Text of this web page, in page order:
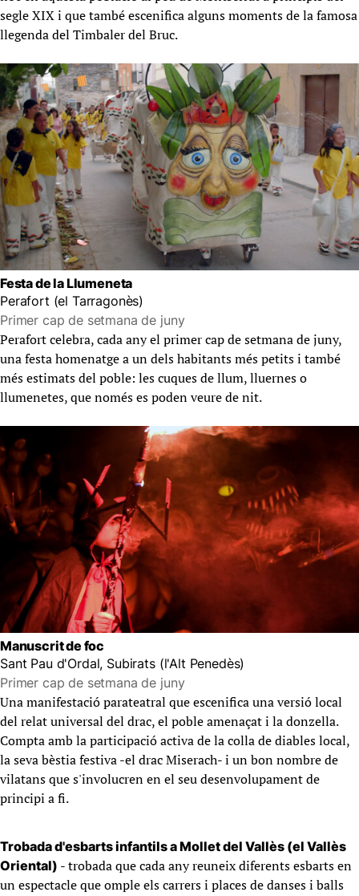
segle XIX i que també escenifica alguns moments de la famosa
llegenda del Timbaler del Bruc.
Festa de la Llumeneta
Perafort (el Tarragonès)
Primer cap de setmana de juny
Perafort celebra, cada any el primer cap de setmana de juny,
una festa homenatge a un dels habitants més petits i també
més estimats del poble: les cuques de llum, lluernes o
llumenetes, que només es poden veure de nit.
Manuscrit de foc
Sant Pau d'Ordal, Subirats (l'Alt Penedès)
Primer cap de setmana de juny
Una manifestació parateatral que escenifica una versió local
del relat universal del drac, el poble amenaçat i la donzella.
Compta amb la participació activa de la colla de diables local,
la seva bèstia festiva -el drac Miserach- i un bon nombre de
vilatans que s'involucren en el seu desenvolupament de
principi a fi.
Trobada d'esbarts infantils a Mollet del Vallès (el Vallès
Oriental) - trobada que cada any reuneix diferents esbarts en
un espectacle que omple els carrers i places de danses i balls